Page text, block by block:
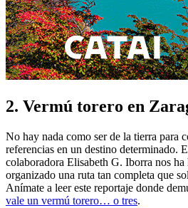
2. Vermú torero en
No hay nada como ser de la tierra para
referencias en un destino determinado.
colaboradora Elisabeth G. Iborra nos
organizado una ruta tan completa que
Anímate a leer este reportaje donde
vale un vermú torero… o tres.